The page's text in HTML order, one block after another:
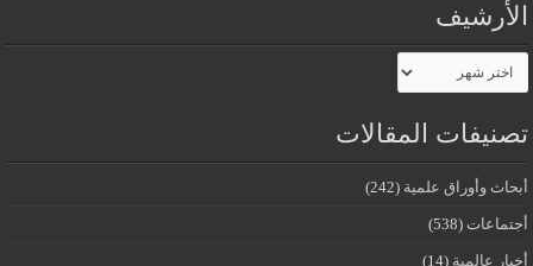
الأرشيف
الأرشيف
تصنيفات المقالات
أبحاث وأوراق علمية (242)
أجتماعات (538)
أخبار عالمية (14)